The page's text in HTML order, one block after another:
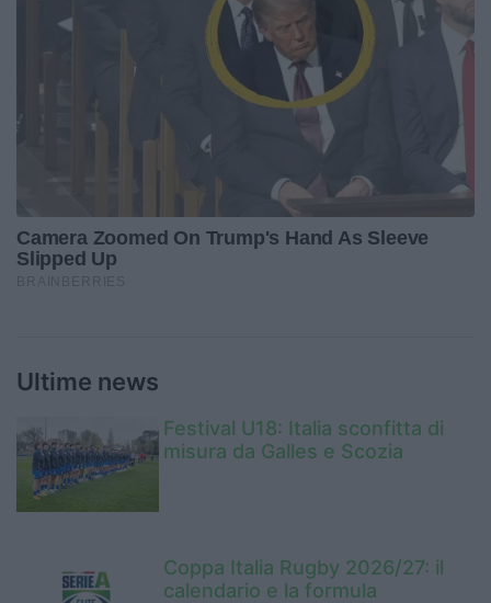
Ultime news
Festival U18: Italia sconfitta di
misura da Galles e Scozia
Coppa Italia Rugby 2026/27: il
calendario e la formula